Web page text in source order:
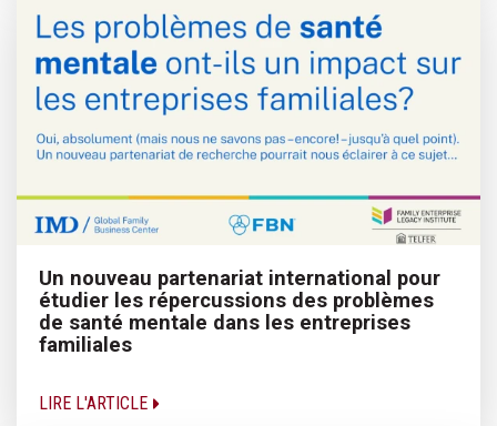
Un nouveau partenariat international pour
étudier les répercussions des problèmes
de santé mentale dans les entreprises
familiales
LIRE L'ARTICLE